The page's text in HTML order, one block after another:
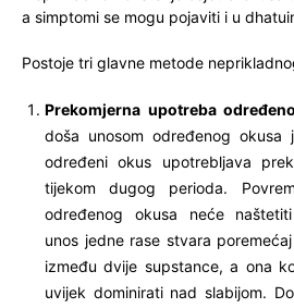
a simptomi se mogu pojaviti i u
Postoje tri glavne metode
Prekomjerna upotreba
doša unosom određenog
određeni okus upotrebljava
tijekom dugog perioda.
određenog okusa neće
unos jedne rase stvara
između dvije supstance, a ona
uvijek dominirati nad slabijom.